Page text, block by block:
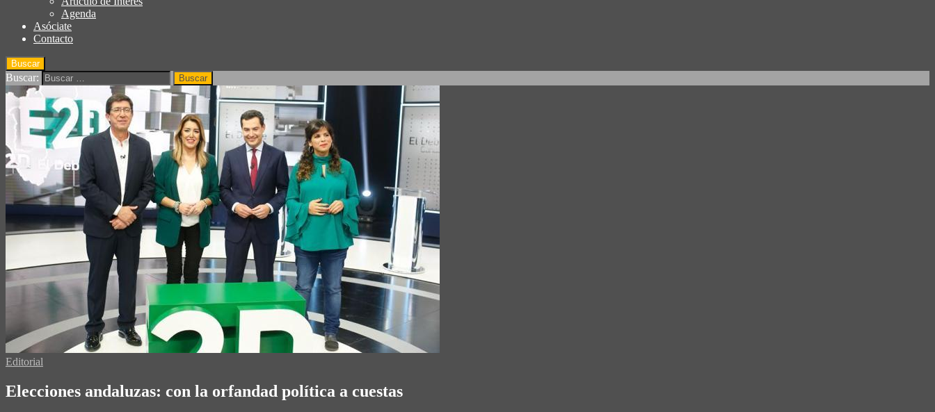
Agenda
Asóciate
Contacto
Buscar
Buscar:
Editorial
Elecciones andaluzas: con la orfandad política a cuestas